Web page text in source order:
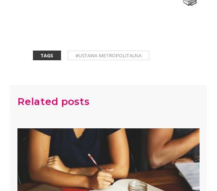
TAGS #USTAWA METROPOLITALNA
Related posts